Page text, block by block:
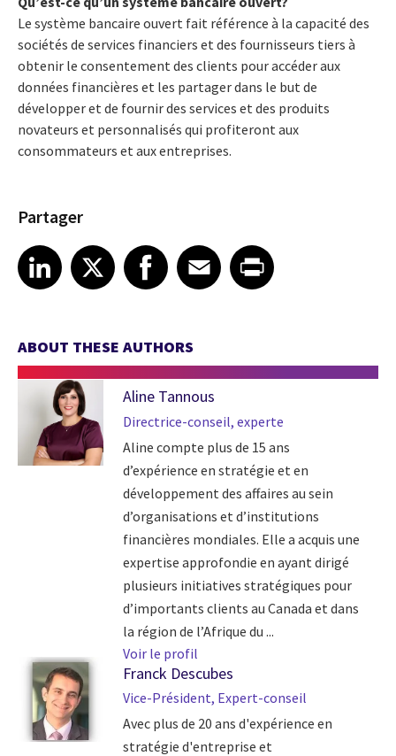
Le système bancaire ouvert fait référence à la capacité des
sociétés de services financiers et des fournisseurs tiers à
obtenir le consentement des clients pour accéder aux
données financières et les partager dans le but de
développer et de fournir des services et des produits
novateurs et personnalisés qui profiteront aux
consommateurs et aux entreprises.
Partager
Share article on LinkedIn
LinkedIn
Share article on XShare article on Facebook
Facebook
Share article on Email
EmailShare article on Print
ABOUT THESE AUTHORS
Aline Tannous
Directrice-conseil, experte
Aline compte plus de 15 ans
d’expérience en stratégie et en
développement des affaires au sein
d’organisations et d’institutions
financières mondiales. Elle a acquis une
expertise approfondie en ayant dirigé
plusieurs initiatives stratégiques pour
d’importants clients au Canada et dans
la région de l’Afrique du ...
Voir le profil
Franck Descubes
Vice-Président, Expert-conseil
Avec plus de 20 ans d'expérience en
stratégie d'entreprise et